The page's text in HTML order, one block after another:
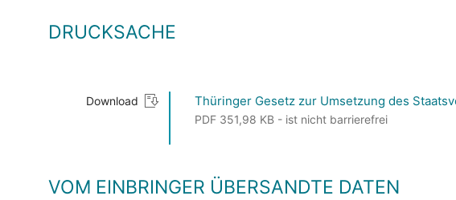
DRUCKSACHE
Download Thüringer Gesetz zur Umsetzung des
PDF 351,98 KB - ist nicht barrierefrei
VOM EINBRINGER ÜBERSANDTE DATEN